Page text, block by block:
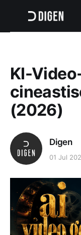
KI-
(2026)
Digen
01 Jul